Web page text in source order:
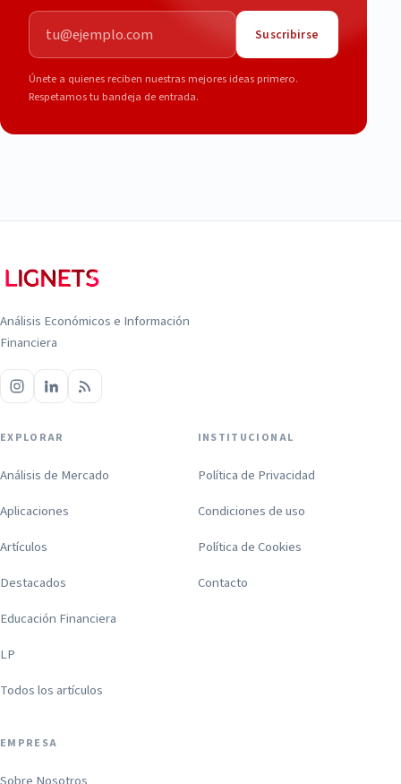
Correo electrónico
Suscribirse
Únete a quienes reciben nuestras mejores ideas primero.
Respetamos tu bandeja de entrada.
Análisis Económicos e Información
Financiera
EXPLORAR
Análisis de Mercado
Aplicaciones
Artículos
Destacados
Educación Financiera
LP
Todos los artículos
INSTITUCIONAL
Política de Privacidad
Condiciones de uso
Política de Cookies
Contacto
EMPRESA